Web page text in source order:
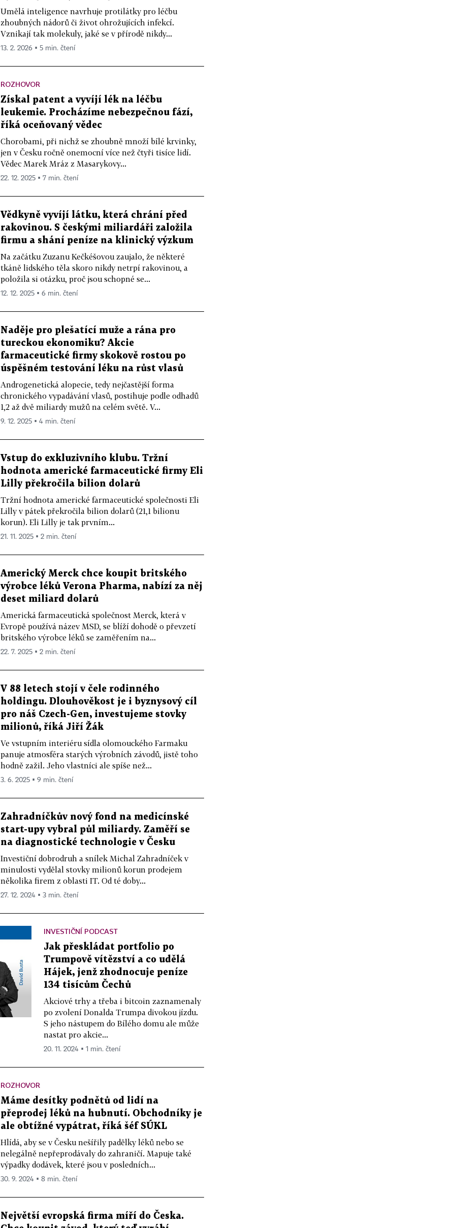
Umělá inteligence navrhuje protilátky pro léčbu
zhoubných nádorů či život ohrožujících infekcí.
Vznikají tak molekuly, jaké se v přírodě nikdy...
13. 2. 2026 ▪ 5 min. čtení
ROZHOVOR
Získal patent a vyvíjí lék na léčbu
leukemie. Procházíme nebezpečnou fází,
říká oceňovaný vědec
Chorobami, při nichž se zhoubně množí bílé krvinky,
jen v Česku ročně onemocní více než čtyři tisíce lidí.
Vědec Marek Mráz z Masarykovy...
22. 12. 2025 ▪ 7 min. čtení
Vědkyně vyvíjí látku, která chrání před
rakovinou. S českými miliardáři založila
firmu a shání peníze na klinický výzkum
Na začátku Zuzanu Kečkéšovou zaujalo, že některé
tkáně lidského těla skoro nikdy netrpí rakovinou, a
položila si otázku, proč jsou schopné se...
12. 12. 2025 ▪ 6 min. čtení
Naděje pro plešatící muže a rána pro
tureckou ekonomiku? Akcie
farmaceutické firmy skokově rostou po
úspěšném testování léku na růst vlasů
Androgenetická alopecie, tedy nejčastější forma
chronického vypadávání vlasů, postihuje podle odhadů
1,2 až dvě miliardy mužů na celém světě. V...
9. 12. 2025 ▪ 4 min. čtení
Vstup do exkluzivního klubu. Tržní
hodnota americké farmaceutické firmy Eli
Lilly překročila bilion dolarů
Tržní hodnota americké farmaceutické společnosti Eli
Lilly v pátek překročila bilion dolarů (21,1 bilionu
korun). Eli Lilly je tak prvním...
21. 11. 2025 ▪ 2 min. čtení
Americký Merck chce koupit britského
výrobce léků Verona Pharma, nabízí za něj
deset miliard dolarů
Americká farmaceutická společnost Merck, která v
Evropě používá název MSD, se blíží dohodě o převzetí
britského výrobce léků se zaměřením na...
22. 7. 2025 ▪ 2 min. čtení
V 88 letech stojí v čele rodinného
holdingu. Dlouhověkost je i byznysový cíl
pro náš Czech-Gen, investujeme stovky
milionů, říká Jiří Žák
Ve vstupním interiéru sídla olomouckého Farmaku
panuje atmosféra starých výrobních závodů, jistě toho
hodně zažil. Jeho vlastníci ale spíše než...
3. 6. 2025 ▪ 9 min. čtení
Zahradníčkův nový fond na medicínské
start-upy vybral půl miliardy. Zaměří se
na diagnostické technologie v Česku
Investiční dobrodruh a snílek Michal Zahradníček v
minulosti vydělal stovky milionů korun prodejem
několika firem z oblasti IT. Od té doby...
27. 12. 2024 ▪ 3 min. čtení
INVESTIČNÍ PODCAST
Jak přeskládat portfolio po
Trumpově vítězství a co udělá
Hájek, jenž zhodnocuje peníze
134 tisícům Čechů
Akciové trhy a třeba i bitcoin zaznamenaly
po zvolení Donalda Trumpa divokou jízdu.
S jeho nástupem do Bílého domu ale může
nastat pro akcie...
20. 11. 2024 ▪ 1 min. čtení
ROZHOVOR
Máme desítky podnětů od lidí na
přeprodej léků na hubnutí. Obchodníky je
ale obtížné vypátrat, říká šéf SÚKL
Hlídá, aby se v Česku nešířily padělky léků nebo se
nelegálně nepřeprodávaly do zahraničí. Mapuje také
výpadky dodávek, které jsou v posledních...
30. 9. 2024 ▪ 8 min. čtení
Největší evropská firma míří do Česka.